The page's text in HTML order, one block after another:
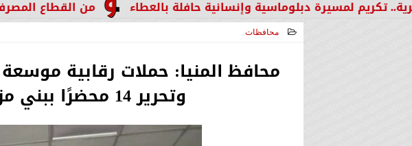
من القطاع المصرفي إلى دبلوماسية وإنسانية حافلة بالعطاء
محافظات
محافظ المنيا: حملات رقابية
وتحرير 14 محضرًا ببني مزار ومطاي